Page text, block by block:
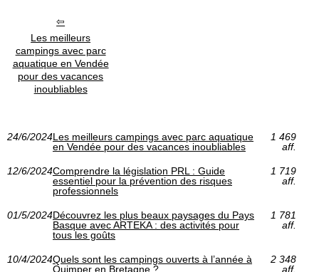
Les meilleurs
campings avec parc
aquatique en Vendée
pour des vacances
inoubliables
24/6/2024Les meilleurs campings avec parc aquatique
en Vendée pour des vacances inoubliables
1 469
aff.
12/6/2024Comprendre la législation PRL : Guide
essentiel pour la prévention des risques
professionnels
1 719
aff.
01/5/2024Découvrez les plus beaux paysages du Pays
Basque avec ARTEKA : des activités pour
tous les goûts
1 781
aff.
10/4/2024Quels sont les campings ouverts à l’année à
Quimper en Bretagne ?
2 348
aff.